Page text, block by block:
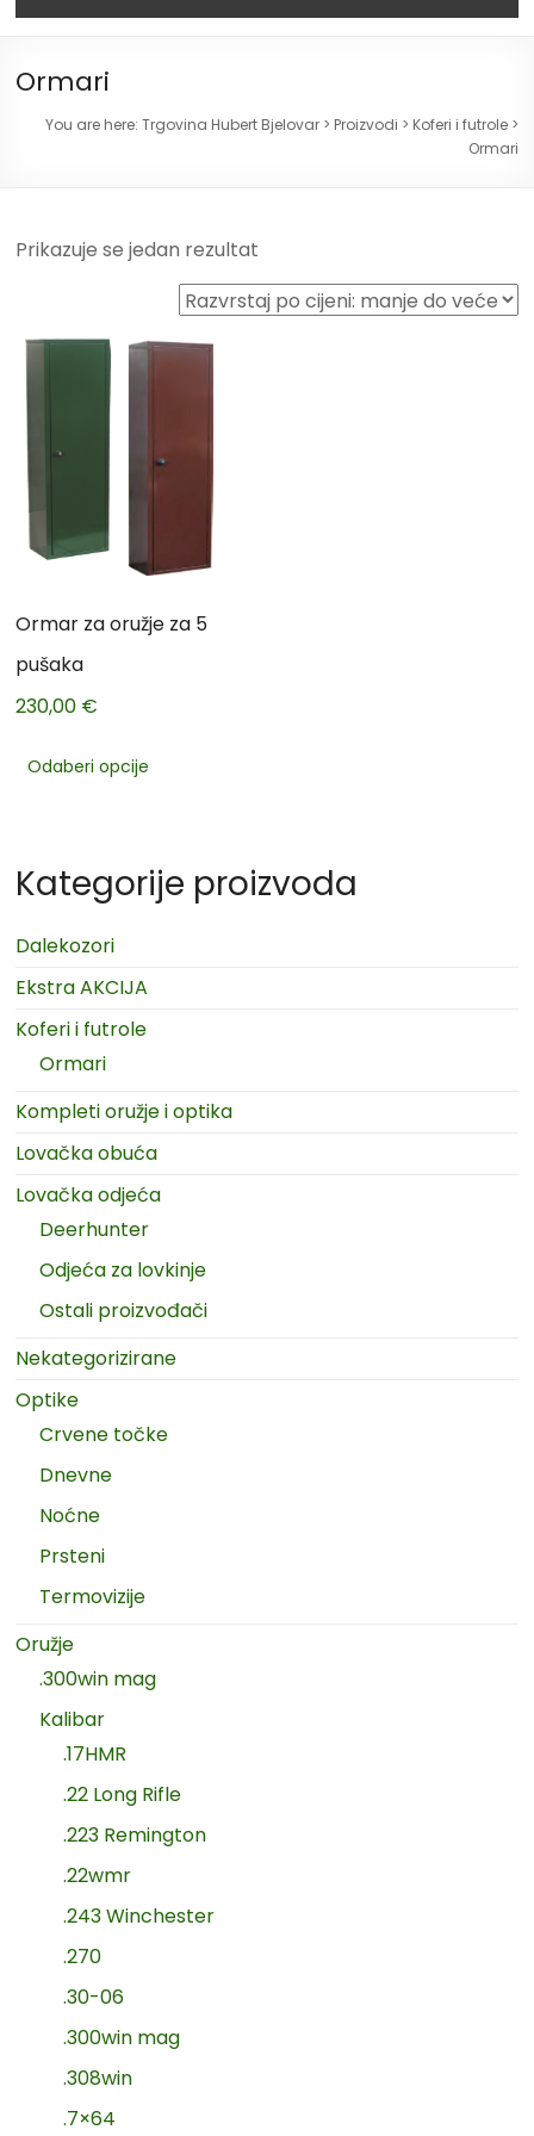
Ormari
You are here: Trgovina Hubert Bjelovar> Proizvodi > Koferi i futrole>
Ormari
Prikazuje se jedan rezultat
Ormar za oružje za 5
pušaka
230,00 €
Odaberi opcije
Kategorije proizvoda
Dalekozori
Ekstra AKCIJA
Koferi i futrole
Ormari
Kompleti oružje i optika
Lovačka obuća
Lovačka odjeća
Deerhunter
Odjeća za lovkinje
Ostali proizvođači
Nekategorizirane
Optike
Crvene točke
Dnevne
Noćne
Prsteni
Termovizije
Oružje
.300win mag
Kalibar
.17HMR
.22 Long Rifle
.223 Remington
.22wmr
.243 Winchester
.270
.30-06
.300win mag
.308win
.7×64